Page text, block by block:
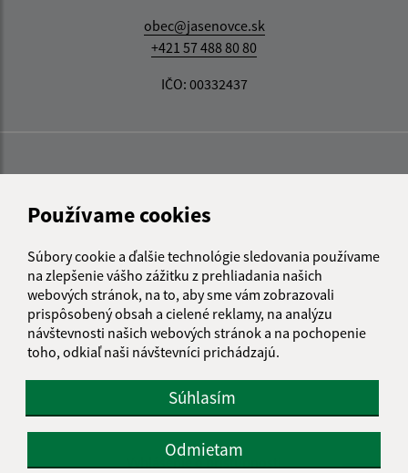
Používame cookies
Súbory cookie a ďalšie technológie sledovania používame
na zlepšenie vášho zážitku z prehliadania našich
webových stránok, na to, aby sme vám zobrazovali
prispôsobený obsah a cielené reklamy, na analýzu
návštevnosti našich webových stránok a na pochopenie
toho, odkiaľ naši návštevníci prichádzajú.
Súhlasím
Odmietam
obec@jasenovce.sk
+421 57 488 80 80
IČO: 00332437
Informácie o stránke:
Vyhlásenie o prístupnosti